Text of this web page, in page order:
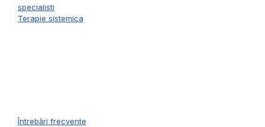
specialisti
Terapie sistemica
Întrebări frecvente